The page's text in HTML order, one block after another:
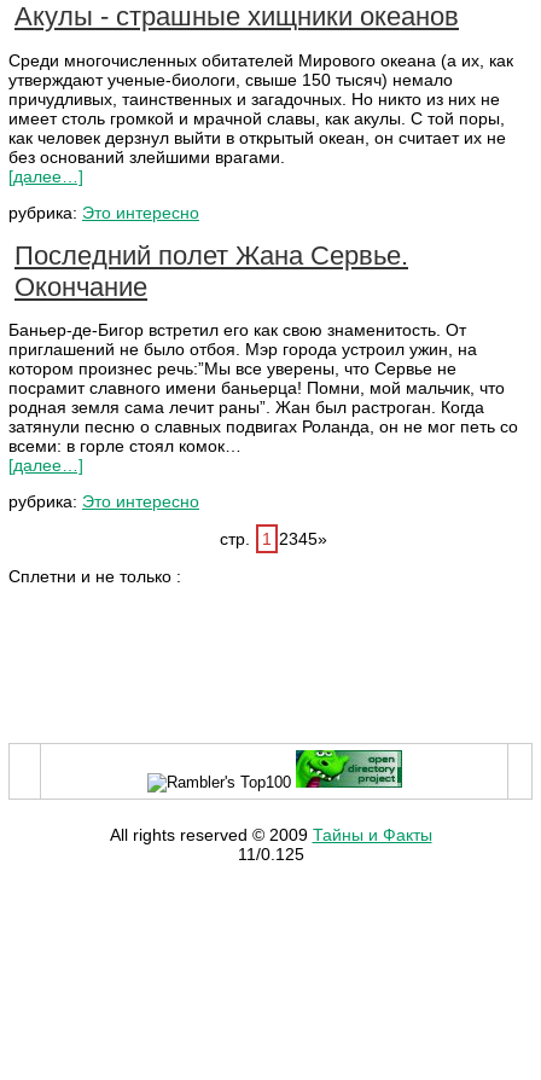
Акулы - страшные хищники океанов
Среди многочисленных обитателей Мирового океана (а их, как
утверждают ученые-биологи, свыше 150 тысяч) немало
причудливых, таинственных и загадочных. Но никто из них не
имеет столь громкой и мрачной славы, как акулы. С той поры,
как человек дерзнул выйти в открытый океан, он считает их не
без оснований злейшими врагами.
[далее…]
рубрика: Это интересно
Последний полет Жана Сервье.
Окончание
Баньер-де-Бигор встретил его как свою знаменитость. От
приглашений не было отбоя. Мэр города устроил ужин, на
котором произнес речь:”Мы все уверены, что Сервье не
посрамит славного имени баньерца! Помни, мой мальчик, что
родная земля сама лечит раны”. Жан был растроган. Когда
затянули песню о славных подвигах Роланда, он не мог петь со
всеми: в горле стоял комок…
[далее…]
рубрика: Это интересно
стр.
1 2345»
Сплетни и не только :
All rights reserved © 2009 Тайны и Факты
11/0.125